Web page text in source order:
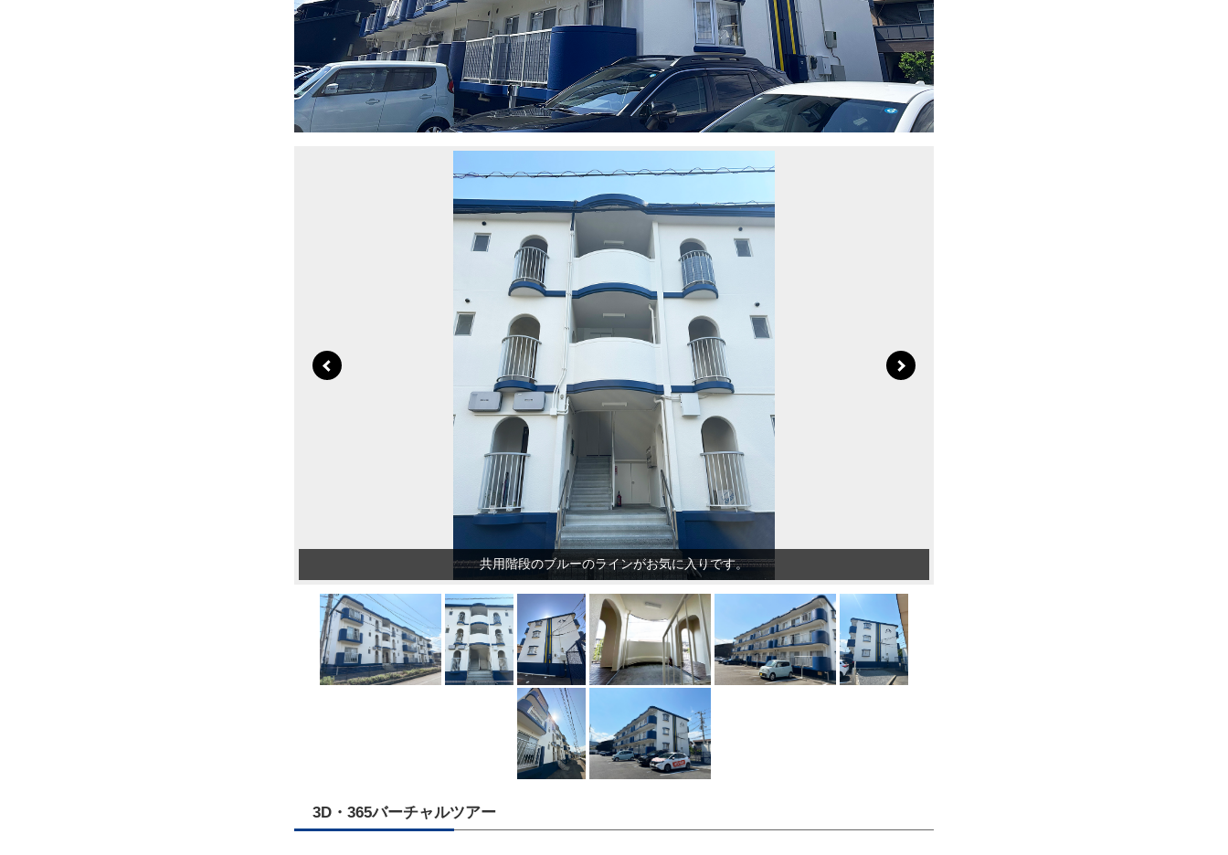
共用階段のブルーのラインがお気に入りです。
3D・365バーチャルツアー